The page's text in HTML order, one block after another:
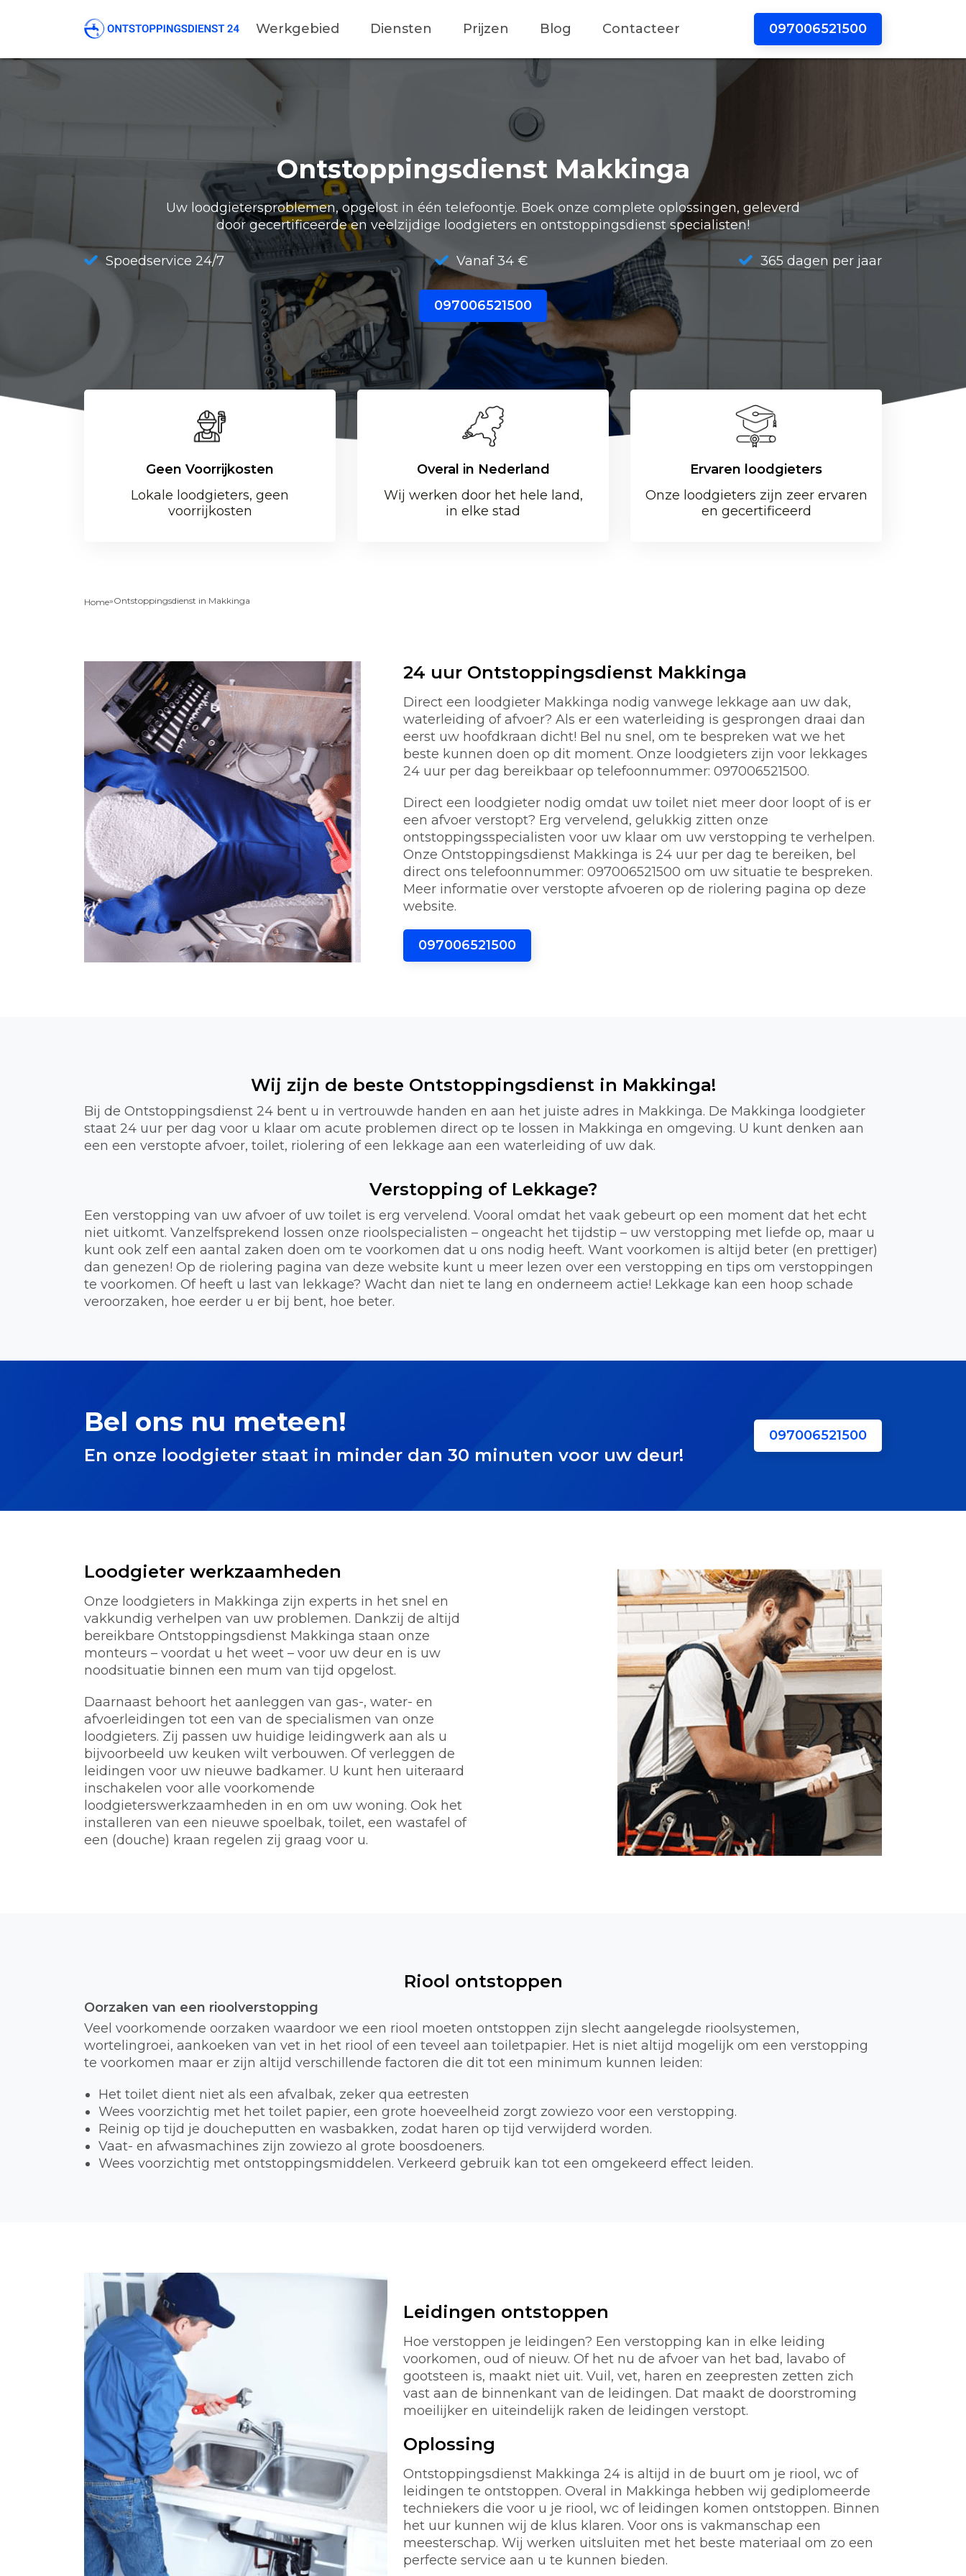
097006521500
Werkgebied Diensten Prijzen Blog Contacteer
Ontstoppingsdienst Makkinga
Uw loodgietersproblemen, opgelost in één telefoontje. Boek onze complete oplossingen, geleverd
door gecertificeerde en veelzijdige loodgieters en ontstoppingsdienst specialisten!
Spoedservice 24/7 Vanaf 34 € 365 dagen per jaar
097006521500
Geen Voorrijkosten
Lokale loodgieters, geen
voorrijkosten
Overal in Nederland
Wij werken door het hele land,
in elke stad
Ervaren loodgieters
Onze loodgieters zijn zeer ervaren
en gecertificeerd
Home»Ontstoppingsdienst in Makkinga
24 uur Ontstoppingsdienst Makkinga
Direct een loodgieter Makkinga nodig vanwege lekkage aan uw dak,
waterleiding of afvoer? Als er een waterleiding is gesprongen draai dan
eerst uw hoofdkraan dicht! Bel nu snel, om te bespreken wat we het
beste kunnen doen op dit moment. Onze loodgieters zijn voor lekkages
24 uur per dag bereikbaar op telefoonnummer: 097006521500.
Direct een loodgieter nodig omdat uw toilet niet meer door loopt of is er
een afvoer verstopt? Erg vervelend, gelukkig zitten onze
ontstoppingsspecialisten voor uw klaar om uw verstopping te verhelpen.
Onze Ontstoppingsdienst Makkinga is 24 uur per dag te bereiken, bel
direct ons telefoonnummer: 097006521500 om uw situatie te bespreken.
Meer informatie over verstopte afvoeren op de riolering pagina op deze
website.
097006521500
Wij zijn de beste Ontstoppingsdienst in Makkinga!
Bij de Ontstoppingsdienst 24 bent u in vertrouwde handen en aan het juiste adres in Makkinga. De Makkinga loodgieter
staat 24 uur per dag voor u klaar om acute problemen direct op te lossen in Makkinga en omgeving. U kunt denken aan
een een verstopte afvoer, toilet, riolering of een lekkage aan een waterleiding of uw dak.
Verstopping of Lekkage?
Een verstopping van uw afvoer of uw toilet is erg vervelend. Vooral omdat het vaak gebeurt op een moment dat het echt
niet uitkomt. Vanzelfsprekend lossen onze rioolspecialisten – ongeacht het tijdstip – uw verstopping met liefde op, maar u
kunt ook zelf een aantal zaken doen om te voorkomen dat u ons nodig heeft. Want voorkomen is altijd beter (en prettiger)
dan genezen! Op de riolering pagina van deze website kunt u meer lezen over een verstopping en tips om verstoppingen
te voorkomen. Of heeft u last van lekkage? Wacht dan niet te lang en onderneem actie! Lekkage kan een hoop schade
veroorzaken, hoe eerder u er bij bent, hoe beter.
Bel ons nu meteen!
En onze loodgieter staat in minder dan 30 minuten voor uw deur!
097006521500
Loodgieter werkzaamheden
Onze loodgieters in Makkinga zijn experts in het snel en
vakkundig verhelpen van uw problemen. Dankzij de altijd
bereikbare Ontstoppingsdienst Makkinga staan onze
monteurs – voordat u het weet – voor uw deur en is uw
noodsituatie binnen een mum van tijd opgelost.
Daarnaast behoort het aanleggen van gas-, water- en
afvoerleidingen tot een van de specialismen van onze
loodgieters. Zij passen uw huidige leidingwerk aan als u
bijvoorbeeld uw keuken wilt verbouwen. Of verleggen de
leidingen voor uw nieuwe badkamer. U kunt hen uiteraard
inschakelen voor alle voorkomende
loodgieterswerkzaamheden in en om uw woning. Ook het
installeren van een nieuwe spoelbak, toilet, een wastafel of
een (douche) kraan regelen zij graag voor u.
Riool ontstoppen
Oorzaken van een rioolverstopping
Veel voorkomende oorzaken waardoor we een riool moeten ontstoppen zijn slecht aangelegde rioolsystemen,
wortelingroei, aankoeken van vet in het riool of een teveel aan toiletpapier. Het is niet altijd mogelijk om een verstopping
te voorkomen maar er zijn altijd verschillende factoren die dit tot een minimum kunnen leiden:
Het toilet dient niet als een afvalbak, zeker qua eetresten
Wees voorzichtig met het toilet papier, een grote hoeveelheid zorgt zowiezo voor een verstopping.
Reinig op tijd je doucheputten en wasbakken, zodat haren op tijd verwijderd worden.
Vaat- en afwasmachines zijn zowiezo al grote boosdoeners.
Wees voorzichtig met ontstoppingsmiddelen. Verkeerd gebruik kan tot een omgekeerd effect leiden.
Leidingen ontstoppen
Hoe verstoppen je leidingen? Een verstopping kan in elke leiding
voorkomen, oud of nieuw. Of het nu de afvoer van het bad, lavabo of
gootsteen is, maakt niet uit. Vuil, vet, haren en zeepresten zetten zich
vast aan de binnenkant van de leidingen. Dat maakt de doorstroming
moeilijker en uiteindelijk raken de leidingen verstopt.
Oplossing
Ontstoppingsdienst Makkinga 24 is altijd in de buurt om je riool, wc of
leidingen te ontstoppen. Overal in Makkinga hebben wij gediplomeerde
techniekers die voor u je riool, wc of leidingen komen ontstoppen. Binnen
het uur kunnen wij de klus klaren. Voor ons is vakmanschap een
meesterschap. Wij werken uitsluiten met het beste materiaal om zo een
perfecte service aan u te kunnen bieden.